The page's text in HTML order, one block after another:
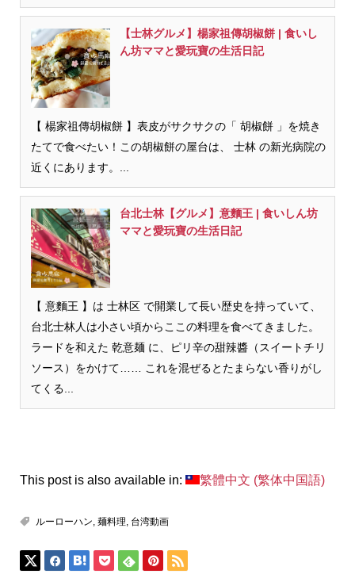
【士林グルメ】楊家祖傳胡椒餅 | 食いし
ん坊ママと愛玩寶の生活日記
【 楊家祖傳胡椒餅 】表皮がサクサクの「 胡椒餅 」を焼き
たてで食べたい！この胡椒餅の屋台は、 士林 の新光病院の
近くにあります。...
台北士林【グルメ】意麵王 | 食いしん坊
ママと愛玩寶の生活日記
【 意麵王 】は 士林区 で開業して長い歴史を持っていて、
台北士林人は小さい頃からここの料理を食べてきました。
ラードを和えた 乾意麺 に、ピリ辛の甜辣醬（スイートチリ
ソース）をかけて…… これを混ぜるとたまらない香りがし
てくる...
This post is also available in: 繁體中文 (繁体中国語)
ルーローハン 麺料理 台湾動画